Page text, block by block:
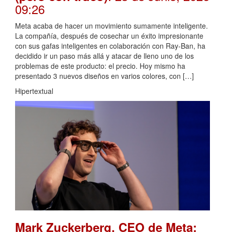
09:26
Meta acaba de hacer un movimiento sumamente inteligente.
La compañía, después de cosechar un éxito impresionante
con sus gafas inteligentes en colaboración con Ray-Ban, ha
decidido ir un paso más allá y atacar de lleno uno de los
problemas de este producto: el precio. Hoy mismo ha
presentado 3 nuevos diseños en varios colores, con […]
Hipertextual
Mark Zuckerberg, CEO de Meta: